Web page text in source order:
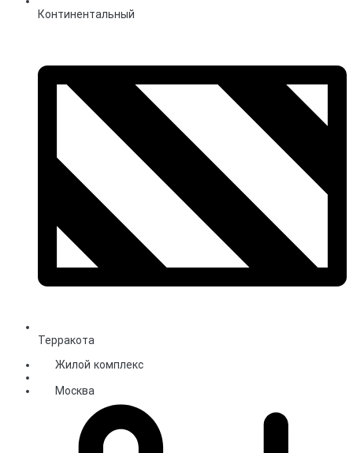
Континентальный
Терракота
Жилой комплекс
Москва